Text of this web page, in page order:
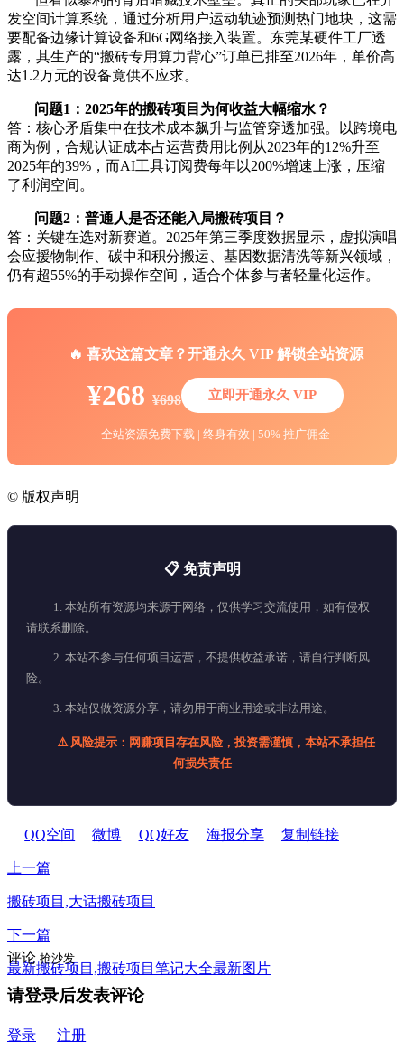
发空间计算系统，通过分析用户运动轨迹预测热门地块，这需
要配备边缘计算设备和6G网络接入装置。东莞某硬件工厂透
露，其生产的“搬砖专用算力背心”订单已排至2026年，单价高
达1.2万元的设备竟供不应求。
问题1：2025年的搬砖项目为何收益大幅缩水？
答：核心矛盾集中在技术成本飙升与监管穿透加强。以跨境电
商为例，合规认证成本占运营费用比例从2023年的12%升至
2025年的39%，而AI工具订阅费每年以200%增速上涨，压缩
了利润空间。
问题2：普通人是否还能入局搬砖项目？
答：关键在选对新赛道。2025年第三季度数据显示，虚拟演唱
会应援物制作、碳中和积分搬运、基因数据清洗等新兴领域，
仍有超55%的手动操作空间，适合个体参与者轻量化运作。
🔥 喜欢这篇文章？开通永久 VIP 解锁全站资源
¥268 ¥698 立即开通永久 VIP
全站资源免费下载 | 终身有效 | 50% 推广佣金
© 版权声明
📋 免责声明
1. 本站所有资源均来源于网络，仅供学习交流使用，如有侵权
请联系删除。
2. 本站不参与任何项目运营，不提供收益承诺，请自行判断风
险。
3. 本站仅做资源分享，请勿用于商业用途或非法用途。
⚠️ 风险提示：网赚项目存在风险，投资需谨慎，本站不承担任
何损失责任
QQ空间 微博 QQ好友 海报分享 复制链接
上一篇
搬砖项目,大话搬砖项目
下一篇
最新搬砖项目,搬砖项目笔记大全最新图片
评论 抢沙发
请登录后发表评论
登录 注册